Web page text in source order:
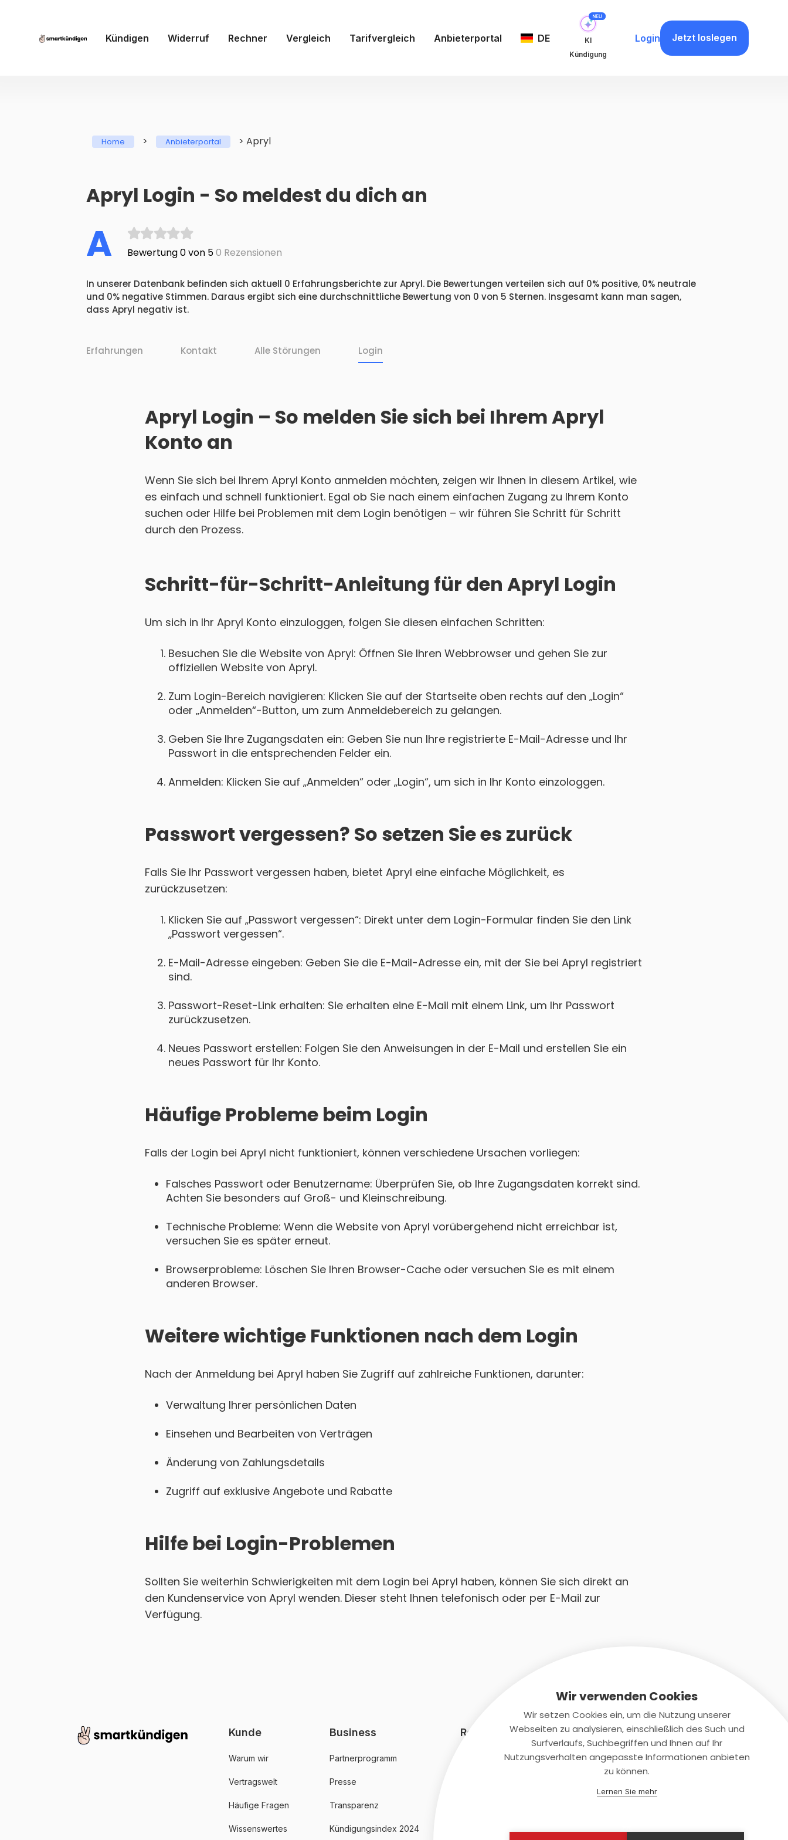
Kündigen Widerruf Rechner Vergleich Tarifvergleich Anbieterportal DE
KI
Kündigung
Login Jetzt loslegen
Home > Anbieterportal > Apryl
Apryl Login - So meldest du dich an
A Bewertung 0 von 50 Rezensionen
In unserer Datenbank befinden sich aktuell 0 Erfahrungsberichte zur Apryl. Die Bewertungen verteilen sich auf 0% positive, 0% neutrale
und 0% negative Stimmen. Daraus ergibt sich eine durchschnittliche Bewertung von 0 von 5 Sternen. Insgesamt kann man sagen,
dass Apryl negativ ist.
Erfahrungen Kontakt Alle Störungen Login
Apryl Login – So melden Sie sich bei Ihrem Apryl
Konto an
Wenn Sie sich bei Ihrem Apryl Konto anmelden möchten, zeigen wir Ihnen in diesem Artikel, wie
es einfach und schnell funktioniert. Egal ob Sie nach einem einfachen Zugang zu Ihrem Konto
suchen oder Hilfe bei Problemen mit dem Login benötigen – wir führen Sie Schritt für Schritt
durch den Prozess.
Schritt-für-Schritt-Anleitung für den Apryl Login
Um sich in Ihr Apryl Konto einzuloggen, folgen Sie diesen einfachen Schritten:
Besuchen Sie die Website von Apryl: Öffnen Sie Ihren Webbrowser und gehen Sie zur
offiziellen Website von Apryl.
Zum Login-Bereich navigieren: Klicken Sie auf der Startseite oben rechts auf den „Login“
oder „Anmelden“-Button, um zum Anmeldebereich zu gelangen.
Geben Sie Ihre Zugangsdaten ein: Geben Sie nun Ihre registrierte E-Mail-Adresse und Ihr
Passwort in die entsprechenden Felder ein.
Anmelden: Klicken Sie auf „Anmelden“ oder „Login“, um sich in Ihr Konto einzologgen.
Passwort vergessen? So setzen Sie es zurück
Falls Sie Ihr Passwort vergessen haben, bietet Apryl eine einfache Möglichkeit, es
zurückzusetzen:
Klicken Sie auf „Passwort vergessen“: Direkt unter dem Login-Formular finden Sie den Link
„Passwort vergessen“.
E-Mail-Adresse eingeben: Geben Sie die E-Mail-Adresse ein, mit der Sie bei Apryl registriert
sind.
Passwort-Reset-Link erhalten: Sie erhalten eine E-Mail mit einem Link, um Ihr Passwort
zurückzusetzen.
Neues Passwort erstellen: Folgen Sie den Anweisungen in der E-Mail und erstellen Sie ein
neues Passwort für Ihr Konto.
Häufige Probleme beim Login
Falls der Login bei Apryl nicht funktioniert, können verschiedene Ursachen vorliegen:
Falsches Passwort oder Benutzername: Überprüfen Sie, ob Ihre Zugangsdaten korrekt sind.
Achten Sie besonders auf Groß- und Kleinschreibung.
Technische Probleme: Wenn die Website von Apryl vorübergehend nicht erreichbar ist,
versuchen Sie es später erneut.
Browserprobleme: Löschen Sie Ihren Browser-Cache oder versuchen Sie es mit einem
anderen Browser.
Weitere wichtige Funktionen nach dem Login
Nach der Anmeldung bei Apryl haben Sie Zugriff auf zahlreiche Funktionen, darunter:
Verwaltung Ihrer persönlichen Daten
Einsehen und Bearbeiten von Verträgen
Änderung von Zahlungsdetails
Zugriff auf exklusive Angebote und Rabatte
Hilfe bei Login-Problemen
Sollten Sie weiterhin Schwierigkeiten mit dem Login bei Apryl haben, können Sie sich direkt an
den Kundenservice von Apryl wenden. Dieser steht Ihnen telefonisch oder per E-Mail zur
Verfügung.
Kunde
Warum wir
Vertragswelt
Häufige Fragen
Wissenswertes
Business
Partnerprogramm
Presse
Transparenz
Kündigungsindex 2024
Rechtliches Kontaktiere uns
+(49)2131/708-4280
Wir verwenden Cookies
Wir setzen Cookies ein, um die Nutzung unserer
Webseiten zu analysieren, einschließlich des Such und
Surfverlaufs, Suchbegriffen und Ihnen auf Ihr
Nutzungsverhalten angepasste Informationen anbieten
zu können.
Lernen Sie mehr